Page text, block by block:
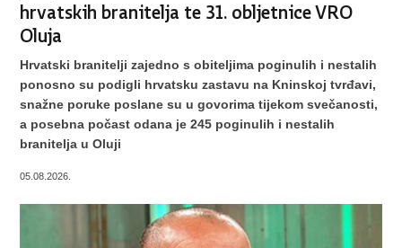
hrvatskih branitelja te 31. obljetnice VRO
Oluja
Hrvatski branitelji zajedno s obiteljima poginulih i nestalih
ponosno su podigli hrvatsku zastavu na Kninskoj tvrđavi,
snažne poruke poslane su u govorima tijekom svečanosti,
a posebna počast odana je 245 poginulih i nestalih
branitelja u Oluji
05.08.2026.